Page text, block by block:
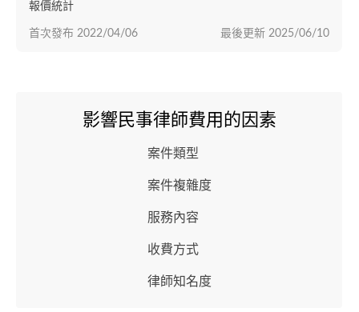
報價統計
最後更新 2025/06/10
首次發布 2022/04/06
影響民事律師費用的因素
案件類型
案件複雜度
服務內容
收費方式
律師知名度